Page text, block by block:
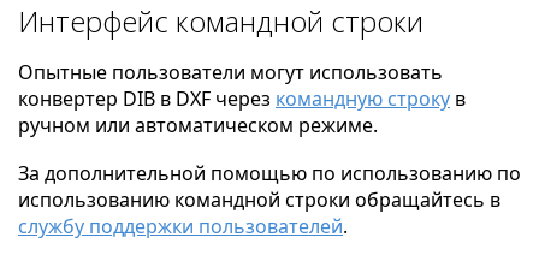
Интерфейс командной строки
Опытные пользователи могут использовать
конвертер DIB в DXF через командную строку в
ручном или автоматическом режиме.
За дополнительной помощью по использованию по
использованию командной строки обращайтесь в
службу поддержки пользователей.